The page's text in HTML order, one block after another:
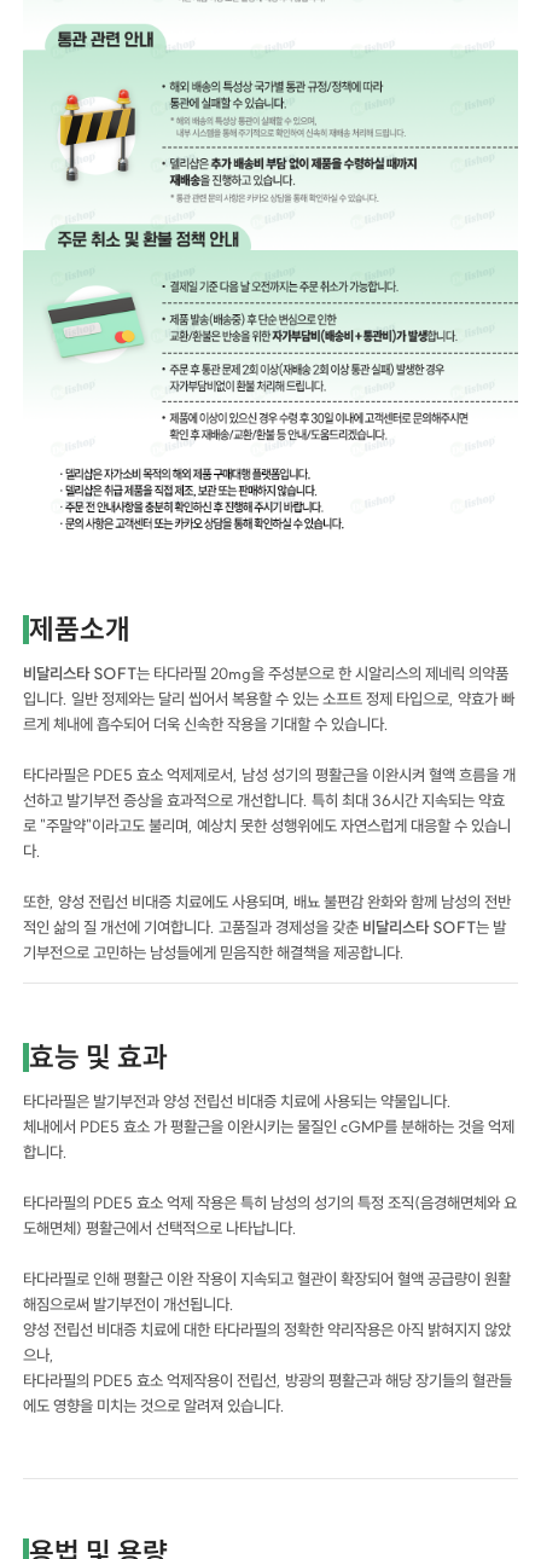
제품소개
비달리스타 SOFT는 타다라필 20mg을 주성분으로 한 시알리스의 제네릭 의약품
입니다. 일반 정제와는 달리 씹어서 복용할 수 있는 소프트 정제 타입으로, 약효가 빠
르게 체내에 흡수되어 더욱 신속한 작용을 기대할 수 있습니다.
타다라필은 PDE5 효소 억제제로서, 남성 성기의 평활근을 이완시켜 혈액 흐름을 개
선하고 발기부전 증상을 효과적으로 개선합니다. 특히 최대 36시간 지속되는 약효
로 "주말약"이라고도 불리며, 예상치 못한 성행위에도 자연스럽게 대응할 수 있습니
다.
또한, 양성 전립선 비대증 치료에도 사용되며, 배뇨 불편감 완화와 함께 남성의 전반
적인 삶의 질 개선에 기여합니다. 고품질과 경제성을 갖춘 비달리스타 SOFT는 발
기부전으로 고민하는 남성들에게 믿음직한 해결책을 제공합니다.
효능 및 효과
타다라필은 발기부전과 양성 전립선 비대증 치료에 사용되는 약물입니다.
체내에서 PDE5 효소 가 평활근을 이완시키는 물질인 cGMP를 분해하는 것을 억제
합니다.
타다라필의 PDE5 효소 억제 작용은 특히 남성의 성기의 특정 조직(음경해면체와 요
도해면체) 평활근에서 선택적으로 나타납니다.
타다라필로 인해 평활근 이완 작용이 지속되고 혈관이 확장되어 혈액 공급량이 원활
해짐으로써 발기부전이 개선됩니다.
양성 전립선 비대증 치료에 대한 타다라필의 정확한 약리작용은 아직 밝혀지지 않았
으나,
타다라필의 PDE5 효소 억제작용이 전립선, 방광의 평활근과 해당 장기들의 혈관들
에도 영향을 미치는 것으로 알려져 있습니다.